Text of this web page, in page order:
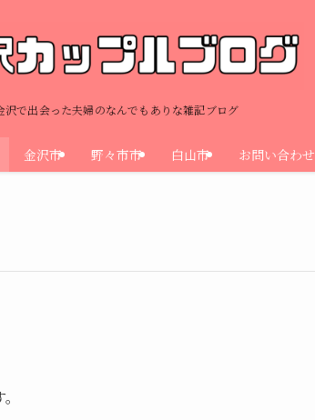
沢で出会った夫婦のなんでもありな雑記ブログ
金沢市 野々市市 白山市 お問い合わせ